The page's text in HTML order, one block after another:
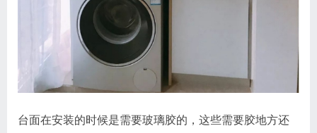
台面在安装的时候是需要玻璃胶的，这些需要胶地方还